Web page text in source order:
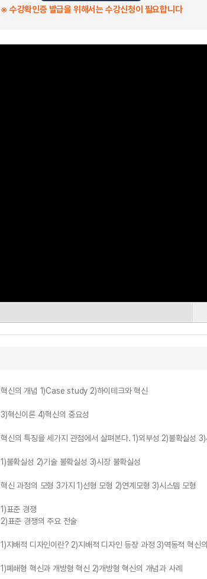
※ 수강확인증 발급을 위해서는 수강신청이 필요합니다
혁신의 개념 1)Case study 2)하이테크와 혁신
3)혁신이론 4)혁신의 중요성
혁신의 특징을 세가지 관점에서 살펴본다. 1)외부성 2)불확실성 3)
1)불확실성 2)기술 불확실성 3)시장 불확실성
혁신 과정의 모형 3가지 1)선형 모형 2)연계모형 3)시스템 모형
1)표준 경쟁
2)표준 경쟁의 주요 전술
1)지배적 디자인이란? 2)지배적 디자인 등장 과정 3)역동적 혁신
1)폐쇄형 혁신과 개방형 혁신 2)개방형 혁신의 개념과 사례